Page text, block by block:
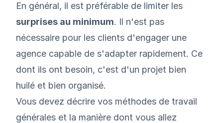
En général, il est préférable de limiter les
surprises au minimum. Il n'est pas
nécessaire pour les clients d'engager une
agence capable de s'adapter rapidement. Ce
dont ils ont besoin, c'est d'un projet bien
huilé et bien organisé.
Vous devez décrire vos méthodes de travail
générales et la manière dont vous allez